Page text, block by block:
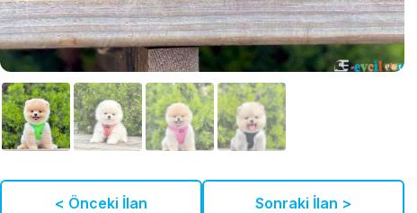
< Önceki İlan Sonraki İlan >